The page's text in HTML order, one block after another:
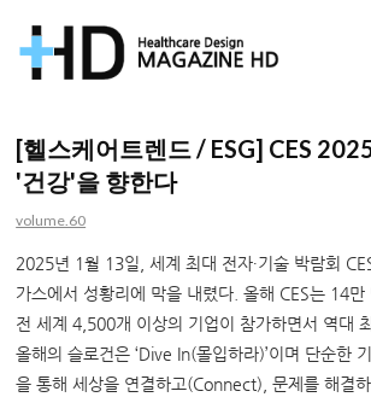
거
진
[헬스케어트렌드 / ESG] CES
'건강'을 향한다
volume.60
2025년 1월 13일, 세계 최대 전자∙기술 박람회
가스에서 성황리에 막을 내렸다. 올해 CES는 14만
전 세계 4,500개 이상의 기업이 참가하면서 역대
올해의 슬로건은 ‘Dive In(몰입하라)’이며 단순한
을 통해 세상을 연결하고(Connect), 문제를 해결